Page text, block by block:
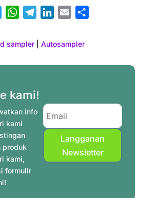
i
t
r
W
s
p
l
g
a
m
e
n
l
e
sampler| Autosampler
kami!
info
kami
produk
kami,
formulir
Langganan
Newsletter